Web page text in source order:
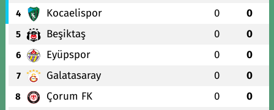
4 Kocaelispor 0 0
5 Beşiktaş 0 0
6 Eyüpspor 0 0
7 Galatasaray 0 0
8 Çorum FK 0 0